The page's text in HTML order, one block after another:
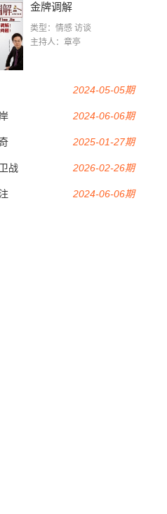
金牌调解
类型：情感 访谈
主持人：章亭
2024-05-05期
2024-06-06期
2025-01-27期
2026-02-26期
战
2024-06-06期